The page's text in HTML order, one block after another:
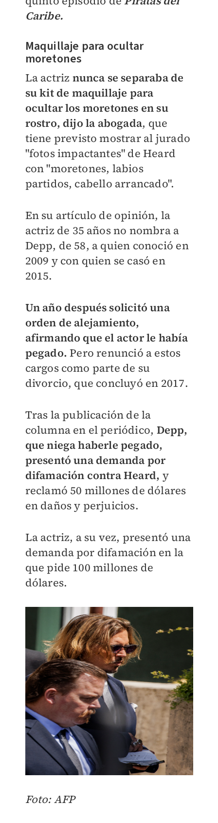
Caribe.
Maquillaje para ocultar
moretones
La actriz nunca se separaba de
su kit de maquillaje para
ocultar los moretones en su
rostro, dijo la abogada, que
tiene previsto mostrar al jurado
"fotos impactantes" de Heard
con "moretones, labios
partidos, cabello arrancado".
En su artículo de opinión, la
actriz de 35 años no nombra a
Depp, de 58, a quien conoció en
2009 y con quien se casó en
2015.
Un año después solicitó una
orden de alejamiento,
afirmando que el actor le había
pegado.Pero renunció a estos
cargos como parte de su
divorcio, que concluyó en 2017.
Tras la publicación de la
columna en el periódico, Depp,
que niega haberle pegado,
presentó una demanda por
difamación contra Heard, y
reclamó 50 millones de dólares
en daños y perjuicios.
La actriz, a su vez, presentó una
demanda por difamación en la
que pide 100 millones de
dólares.
Foto: AFP